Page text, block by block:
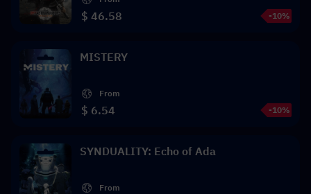
$ 46.58 -10%
MISTERY
From
$ 6.54 -10%
SYNDUALITY: Echo of Ada
From